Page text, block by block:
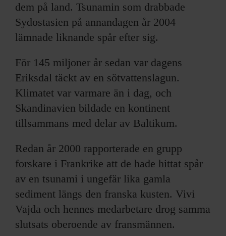
dem på land. Tsunamin som drabbade
Sydostasien på annandagen år 2004
lämnade liknande spår efter sig.
För 145 miljoner år sedan var dagens
Eriksdal täckt av en sötvattenslagun.
Klimatet var varmare än i dag, och
Skandinavien bildade en kontinent
tillsammans med delar av Baltikum.
Redan år 2000 rapporterade en grupp
forskare i Frankrike att de hade hittat spår
av en tsunami i ungefär lika gamla
sediment längs den franska kusten. Vivi
Vajda och hennes medarbetare drog samma
slutsats oberoende av fransmännen.